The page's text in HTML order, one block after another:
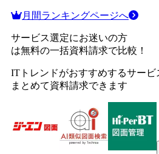
月間ランキングページへ
サービス選定にお迷いの方
は無料の一括資料請求で比較！
ITトレンドがおすすめするサービ
まとめて資料請求できます